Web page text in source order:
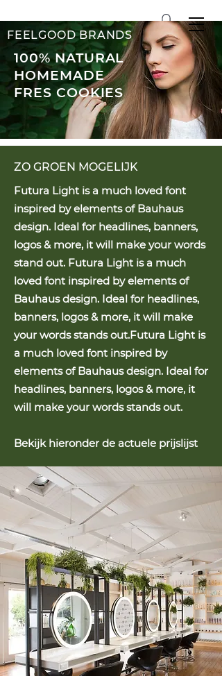
DEBIO KAPPER
FEELGOOD BRANDS
100%NATURAL
HOMEMADE
FRES COOKIES
ZO GROEN MOGELIJK
Futura Light is a much loved font
inspired by elements of Bauhaus
design. Ideal for headlines, banners,
logos & more, it will make your words
stand out. Futura Light is a much
loved font inspired by elements of
Bauhaus design. Ideal for headlines,
banners, logos & more, it will make
your words stands out.Futura Light is
a much loved font inspired by
elements of Bauhaus design. Ideal for
headlines, banners, logos & more, it
will make your words stands out.
Bekijk hieronder de actuele prijslijst